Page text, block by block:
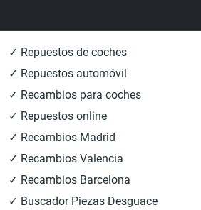
✓ Repuestos de coches
✓ Repuestos automóvil
✓ Recambios para coches
✓ Repuestos online
✓ Recambios Madrid
✓ Recambios Valencia
✓ Recambios Barcelona
✓ Buscador Piezas Desguace